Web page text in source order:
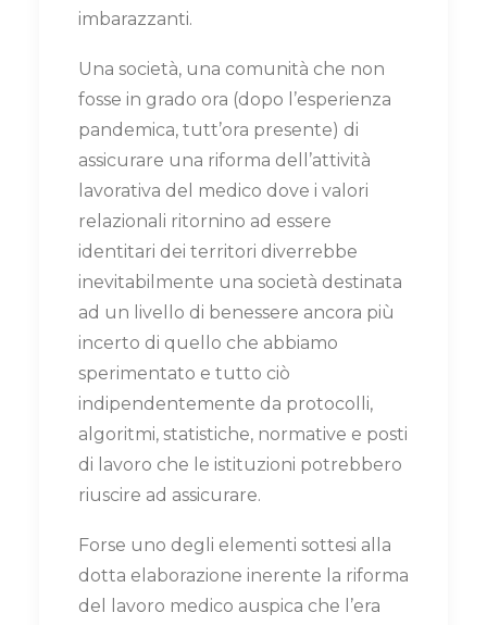
imbarazzanti.
Una società, una comunità che non
fosse in grado ora (dopo l’esperienza
pandemica, tutt’ora presente) di
assicurare una riforma dell’attività
lavorativa del medico dove i valori
relazionali ritornino ad essere
identitari dei territori diverrebbe
inevitabilmente una società destinata
ad un livello di benessere ancora più
incerto di quello che abbiamo
sperimentato e tutto ciò
indipendentemente da protocolli,
algoritmi, statistiche, normative e posti
di lavoro che le istituzioni potrebbero
riuscire ad assicurare.
Forse uno degli elementi sottesi alla
dotta elaborazione inerente la riforma
del lavoro medico auspica che l’era